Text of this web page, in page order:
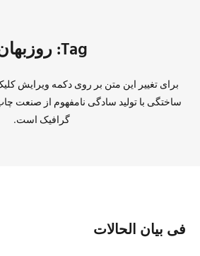
Tag: روزبهان
برای تغییر این متن بر روی دکمه ویرایش
ساختگی با تولید سادگی نامفهوم از صنعت
گرافیک است.
فى بيان الحالات